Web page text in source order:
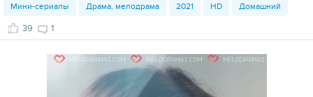
Мини-сериалы Драма, мелодрама 2021 HD Домашний
39 1